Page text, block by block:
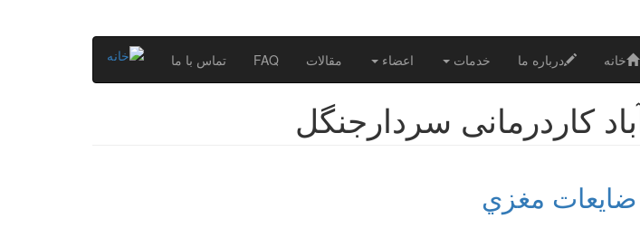
تماس با ما FAQ مقالات اعضاء خدمات درباره ما خانه
کاردرمانی سردارجنگل
ضايعات مغزي